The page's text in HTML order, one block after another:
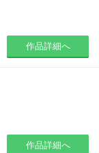
作品詳細へ
作品詳細へ